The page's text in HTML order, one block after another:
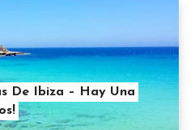
De Ibiza – Hay Una